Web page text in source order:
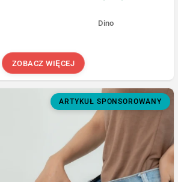
Dino
ZOBACZ WIĘCEJ
ARTYKUŁ SPONSOROWANY